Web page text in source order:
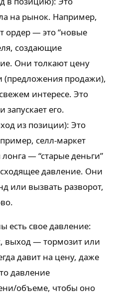
на рынок. Например,
ордер — это “новые
создающие
Они толкают цену
(предложения продажи),
интересе. Это
запускает его.
из позиции): Это
селл-маркет
— “старые деньги”
давление. Они
или вызвать разворот,
свое давление:
выход — тормозит или
давит на цену, даже
давление
объеме, чтобы оно